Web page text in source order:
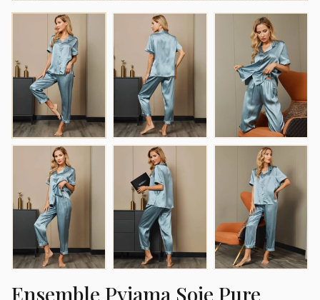
Ensemble Pyjama Soie Pure